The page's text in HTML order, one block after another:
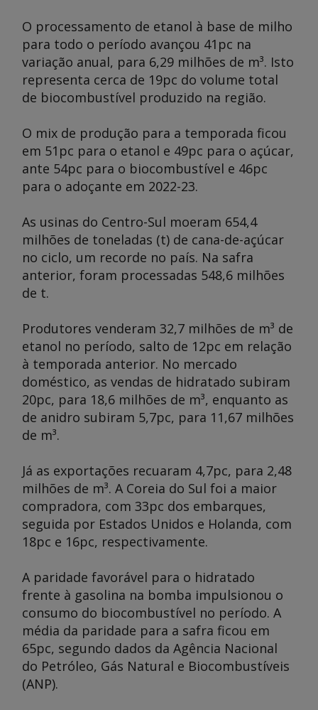
O processamento de etanol à base de milho
para todo o período avançou 41pc na
variação anual, para 6,29 milhões de m³. Isto
representa cerca de 19pc do volume total
de biocombustível produzido na região.
O mix de produção para a temporada ficou
em 51pc para o etanol e 49pc para o açúcar,
ante 54pc para o biocombustível e 46pc
para o adoçante em 2022-23.
As usinas do Centro-Sul moeram 654,4
milhões de toneladas (t) de cana-de-açúcar
no ciclo, um recorde no país. Na safra
anterior, foram processadas 548,6 milhões
de t.
Produtores venderam 32,7 milhões de m³ de
etanol no período, salto de 12pc em relação
à temporada anterior. No mercado
doméstico, as vendas de hidratado subiram
20pc, para 18,6 milhões de m³, enquanto as
de anidro subiram 5,7pc, para 11,67 milhões
de m³.
Já as exportações recuaram 4,7pc, para 2,48
milhões de m³. A Coreia do Sul foi a maior
compradora, com 33pc dos embarques,
seguida por Estados Unidos e Holanda, com
18pc e 16pc, respectivamente.
A paridade favorável para o hidratado
frente à gasolina na bomba impulsionou o
consumo do biocombustível no período. A
média da paridade para a safra ficou em
65pc, segundo dados da Agência Nacional
do Petróleo, Gás Natural e Biocombustíveis
(ANP).